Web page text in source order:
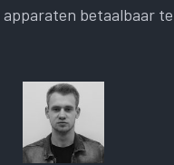
betaalbaar